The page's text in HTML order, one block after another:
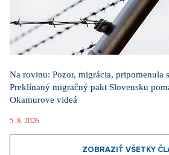
Na rovinu: Pozor, migrácia, pripomenula
Preklínaný migračný pakt Slovensku
Okamurove videá
5. 8. 2026
ZOBRAZIŤ VŠETKY